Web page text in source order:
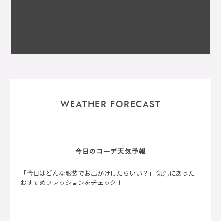
WEATHER FORECAST
今日のコーデ天気予報
「今日はどんな服装でお出かけしたらいい？」 気温にあった
おすすめファッションをチェック！